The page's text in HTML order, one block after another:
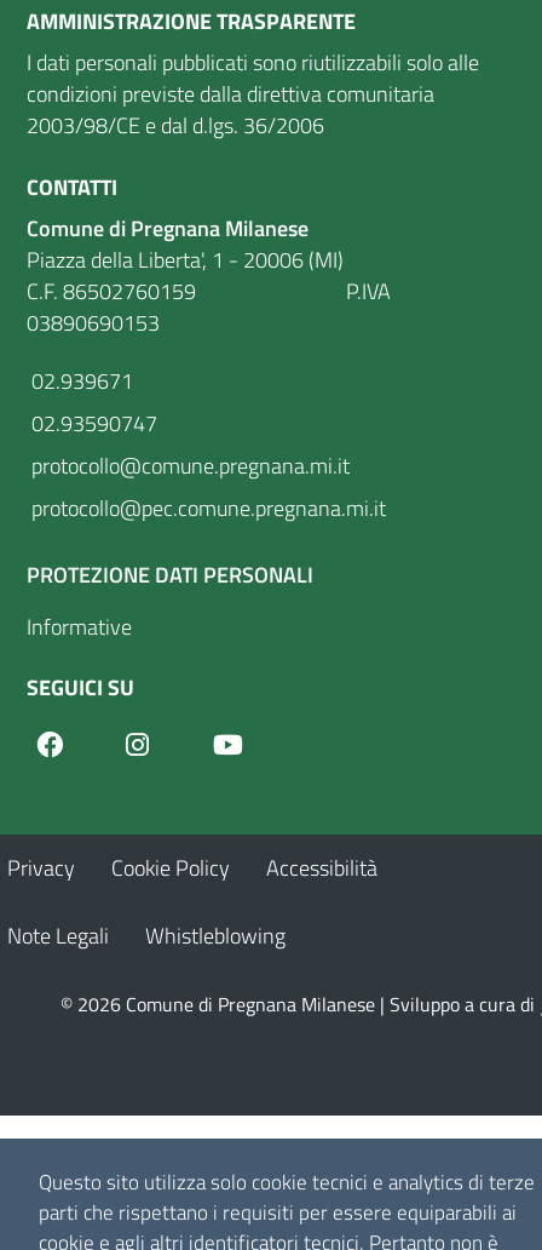
Questo sito utilizza solo cookie tecnici e analytics di terze
parti che rispettano i requisiti per essere equiparabili ai
cookie e agli altri identificatori tecnici. Pertanto non è
AMMINISTRAZIONE TRASPARENTE
I dati personali pubblicati sono riutilizzabili solo alle
condizioni previste dalla direttiva comunitaria
2003/98/CE e dal d.lgs. 36/2006
CONTATTI
Comune di Pregnana Milanese
Piazza della Liberta', 1 - 20006 (MI)
C.F. 86502760159 P.IVA
03890690153
02.939671
02.93590747
protocollo@comune.pregnana.mi.it
protocollo@pec.comune.pregnana.mi.it
PROTEZIONE DATI PERSONALI
Informative
SEGUICI SU
FacebookInstagram
Privacy Cookie Policy Accessibilità
Note Legali Whistleblowing
© 2026 Comune di Pregnana Milanese | Sviluppo a cura di